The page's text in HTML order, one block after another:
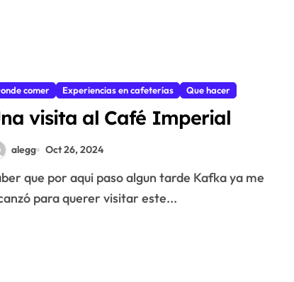
comer Experiencias en cafeterías Que hacer
visita al Café Imperial
alegg Oct 26, 2024
para querer visitar este...